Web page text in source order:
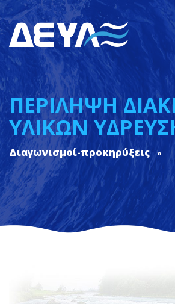
ΠΕΡΙΛΗΨΗ
ΥΛΙΚΩΝ
Διαγωνισμοί-προκηρύξεις